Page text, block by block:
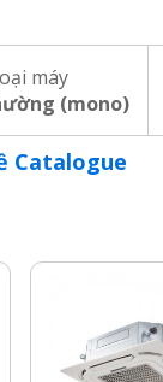
máy
(mono)
Catalogue